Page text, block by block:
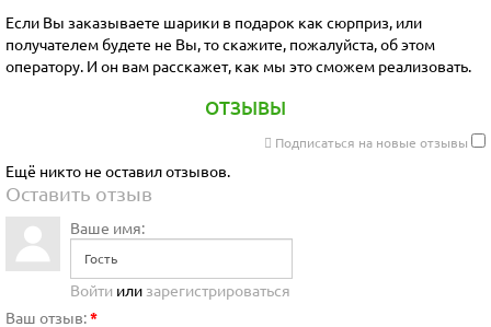
Если Вы заказываете шарики в подарок как сюрприз, или
получателем будете не Вы, то скажите, пожалуйста, об этом
оператору. И он вам расскажет, как мы это сможем реализовать.
ОТЗЫВЫ
Подписаться на новые отзывы
Ещё никто не оставил отзывов.
Оставить отзыв
Ваше имя:
Войти или зарегистрироваться
Ваш отзыв:*